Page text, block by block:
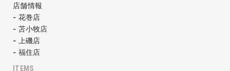
店舗情報
- 花巻店
- 苫小牧店
- 上磯店
- 福住店
ITEMS